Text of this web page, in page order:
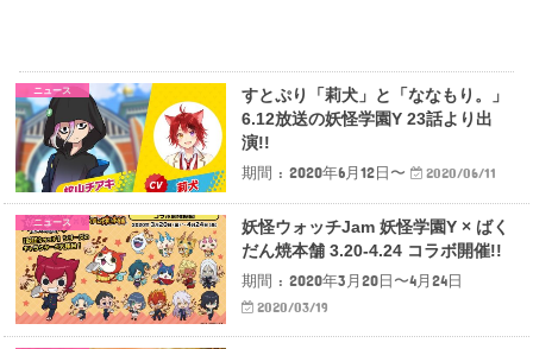
ニュース
すとぷり「莉犬」と「ななもり。」
6.12放送の妖怪学園Y 23話より出
演!!
期間 : 2020年6月12日〜
2020/06/11
ニュース
妖怪ウォッチJam 妖怪学園Y × ばく
だん焼本舗 3.20-4.24 コラボ開催!!
期間 : 2020年3月20日〜4月24日
2020/03/19